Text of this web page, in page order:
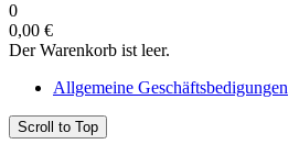
0
0,00 €
Der Warenkorb ist leer.
Allgemeine Geschäftsbedigungen
Scroll to Top